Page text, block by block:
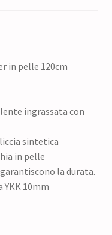
in pelle 120cm
ingrassata con
sintetica
in pelle
la durata.
10mm